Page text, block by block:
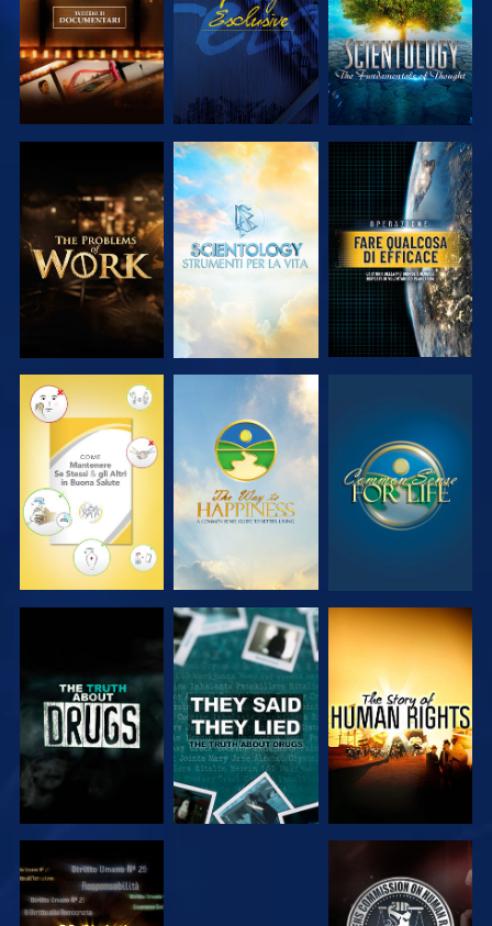
ESPLORA LE
SERIE
ESPLORA LE
SERIE
GUARDA
GUARDA GUARDA GUARDA
GUARDA GUARDA
GUARDA GUARDA